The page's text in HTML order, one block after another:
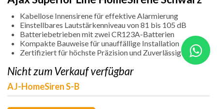
Kabellose Innensirene für effektive Alarmierung
Einstellbares Lautstärkenniveau von 81 bis 105 dB
Batteriebetrieben mit zwei CR123A-Batterien
Kompakte Bauweise für unauffällige Installation
Zertifiziert für höchste Präzision und Zuverlässigkeit
Nicht zum Verkauf verfügbar
AJ-HomeSiren S-B